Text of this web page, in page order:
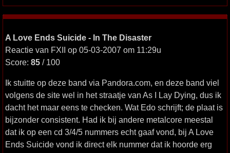
A Love Ends Suicide - In The Disaster
Reactie van FXII op 05-03-2007 om 11:29u
Score: 85 / 100
Ik stuitte op deze band via Pandora.com, en deze band viel
volgens de site wel in het straatje van As I Lay Dying, dus ik
dacht het maar eens te checken. Wat Edo schrijft; de plaat is
bijzonder consistent. Had ik bij andere metalcore meestal
dat ik op een cd 3/4/5 nummers echt gaaf vond, bij A Love
Ends Suicide vond ik direct elk nummer dat ik hoorde erg